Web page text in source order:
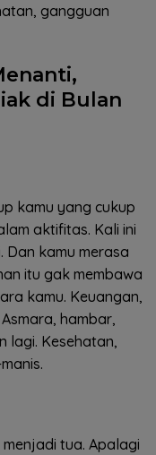
gangguan
di Bulan
kamu yang cukup
aktifitas. Kali ini
Dan kamu merasa
itu gak membawa
kamu. Keuangan,
hambar,
lagi. Kesehatan,
tua. Apalagi